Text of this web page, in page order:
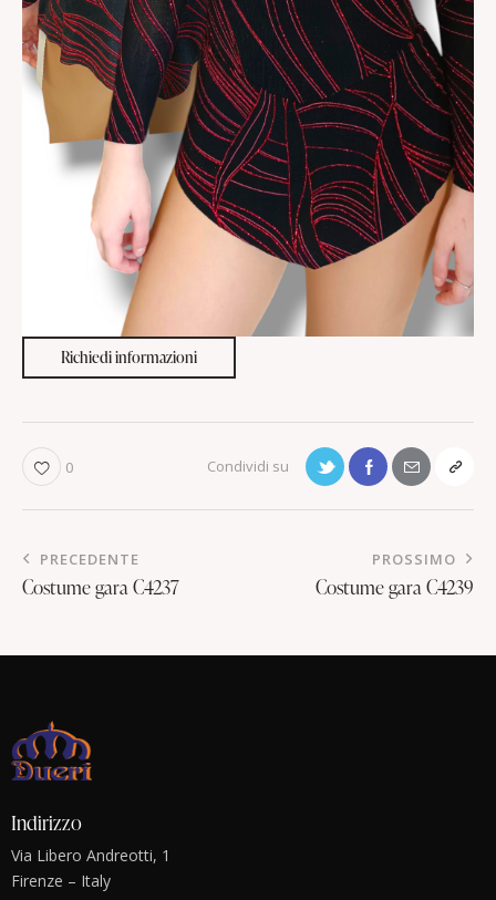
Richiedi informazioni
0
PRECEDENTE
Costume gara C4237
PROSSIMO
Costume gara C4239
Indirizzo
Via Libero Andreotti, 1
Firenze – Italy